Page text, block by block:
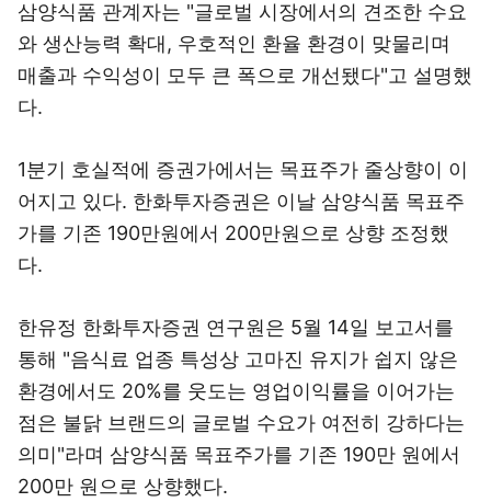
삼양식품 관계자는 "글로벌 시장에서의 견조한 수요
와 생산능력 확대, 우호적인 환율 환경이 맞물리며
매출과 수익성이 모두 큰 폭으로 개선됐다"고 설명했
다.
1분기 호실적에 증권가에서는 목표주가 줄상향이 이
어지고 있다. 한화투자증권은 이날 삼양식품 목표주
가를 기존 190만원에서 200만원으로 상향 조정했
다.
한유정 한화투자증권 연구원은 5월 14일 보고서를
통해 "음식료 업종 특성상 고마진 유지가 쉽지 않은
환경에서도 20%를 웃도는 영업이익률을 이어가는
점은 불닭 브랜드의 글로벌 수요가 여전히 강하다는
의미"라며 삼양식품 목표주가를 기존 190만 원에서
200만 원으로 상향했다.